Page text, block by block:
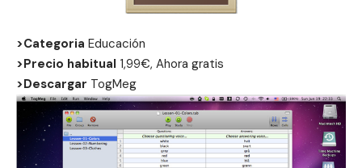
>Categoria Educación
>Precio habitual 1,99€, Ahora gratis
>Descargar TogMeg